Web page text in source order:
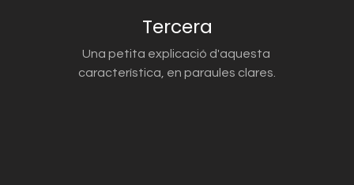
Tercera
Una petita explicació d'aquesta
característica, en paraules clares.